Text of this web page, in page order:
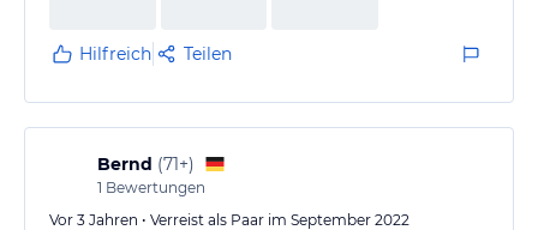
Hilfreich Teilen
Bernd (71+)
1 Bewertungen
Vor 3 Jahren • Verreist als Paar im September 2022